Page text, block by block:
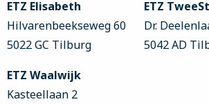
over
ETZ
MuziekMoment
ETZ Elisabeth
Hilvarenbeekseweg 60
5022 GC Tilburg
ETZ
Dr.
5042 AD
ETZ Waalwijk
Kasteellaan 2